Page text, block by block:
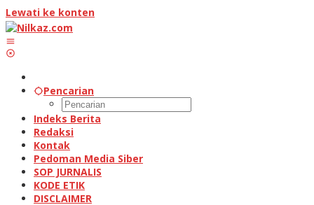
Lewati ke konten
Pencarian
Indeks Berita
Redaksi
Kontak
Pedoman Media Siber
SOP JURNALIS
KODE ETIK
DISCLAIMER